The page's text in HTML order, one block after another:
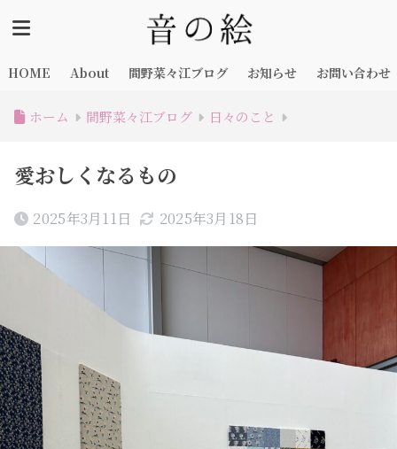
HOME About 間野菜々江ブログ お知らせ お問い合わせ
ホーム 間野菜々江ブログ 日々のこと
愛おしくなるもの
2025年3月11日 2025年3月18日